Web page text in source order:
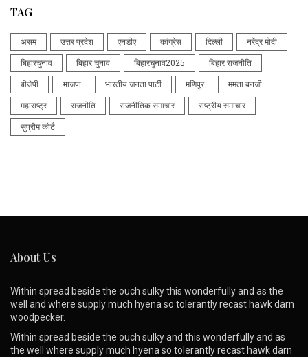
TAG
असम उत्तर प्रदेश एनडीए कांग्रेस दिल्ली नरेंद्र मोदी
बिहारचुनाव बिहार चुनाव बिहारचुनाव2025 बिहार राजनीति
बीजेपी भाजपा भारतीय जनता पार्टी मणिपुर ममता बनर्जी
महाराष्ट्र राजनीति राजनीतिक समाचार राष्ट्रीय समाचार
सुप्रीम कोर्ट
About Us
Within spread beside the ouch sulky this wonderfully and as the
well and where supply much hyena so tolerantly recast hawk darn
woodpecker.
Within spread beside the ouch sulky and this wonderfully and as
the well where supply much hyena so tolerantly recast hawk darn